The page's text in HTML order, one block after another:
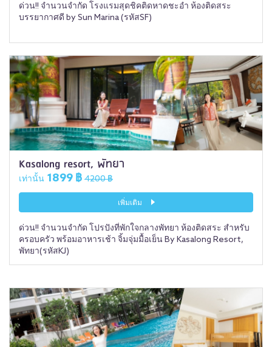
ด่วน!! จำนวนจำกัด โรงแรมสุดชิคติดหาดชะอำ ห้องติดสระ
บรรยากาศดี by Sun Marina (รหัสSF)
Kasalong resort, พัทยา
เท่านั้น 1899 ฿ 4200 ฿
เพิ่มเติม
ด่วน!! จำนวนจำกัด โปรปังที่พักใจกลางพัทยา ห้องติดสระ สำหรับ
ครอบครัว พร้อมอาหารเช้า จิ้มจุ่มมื้อเย็น By Kasalong Resort,
พัทยา(รหัสKJ)